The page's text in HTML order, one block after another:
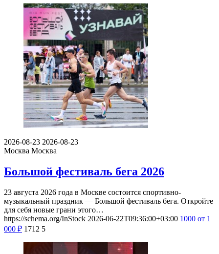
2026-08-23 2026-08-23
Москва Москва
Большой фестиваль бега 2026
23 августа 2026 года в Москве состоится спортивно-
музыкальный праздник — Большой фестиваль бега. Откройте
для себя новые грани этого…
https://schema.org/InStock 2026-06-22T09:36:00+03:00 1000 от 1
000 ₽ 1712 5